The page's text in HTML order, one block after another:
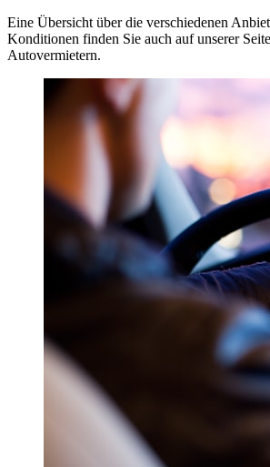
Eine Übersicht über die verschiedenen
Konditionen finden Sie auch auf unserer
Autovermietern.